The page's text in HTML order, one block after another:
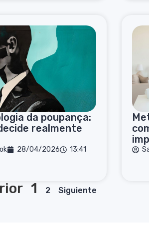
da poupança:
realmente
28/04/2026 13:41
1 2 Siguiente